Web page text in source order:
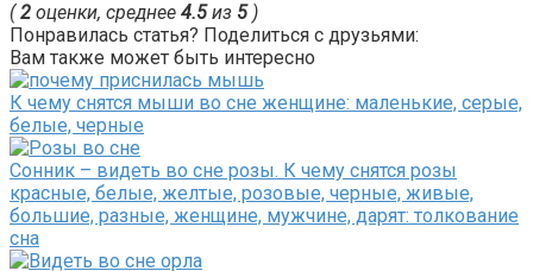
(2 оценки, среднее 4.5из 5)
Понравилась статья? Поделиться с друзьями:
Вам также может быть интересно
К чему снятся мыши во сне женщине: маленькие, серые,
белые, черные
Сонник – видеть во сне розы. К чему снятся розы
красные, белые, желтые, розовые, черные, живые,
большие, разные, женщине, мужчине, дарят: толкование
сна